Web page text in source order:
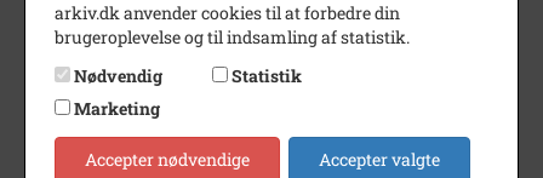
Periode
1890 - 1910
Fotograf
Ukendt
Størrelse
Se på kort
arkiv.dk anvender cookies til at forbedre din
brugeroplevelse og til indsamling af statistik.
Nødvendig
Statistik
Marketing
Accepter nødvendige Accepter valgte